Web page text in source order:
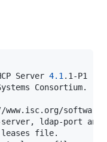
Server 4.1
server, ldap-port